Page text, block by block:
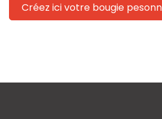
Créez ici votre bougie